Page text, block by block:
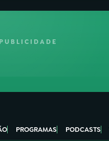
PROGRAMAS PODCASTS